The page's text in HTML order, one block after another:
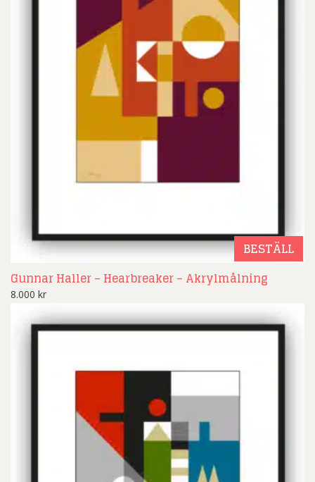
BESTÄLL
Gunnar Haller – Hearbreaker – Akrylmålning
8.000 kr